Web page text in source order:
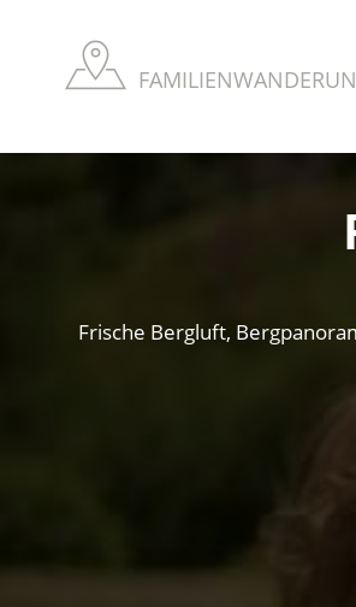
Frische Bergluft,